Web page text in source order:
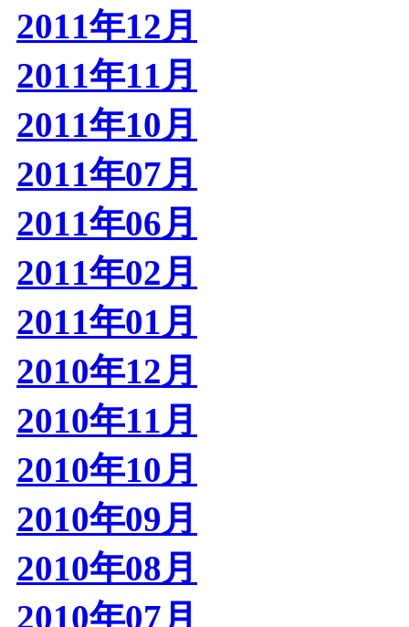
2011年12月
2011年11月
2011年10月
2011年07月
2011年06月
2011年02月
2011年01月
2010年12月
2010年11月
2010年10月
2010年09月
2010年08月
2010年07月